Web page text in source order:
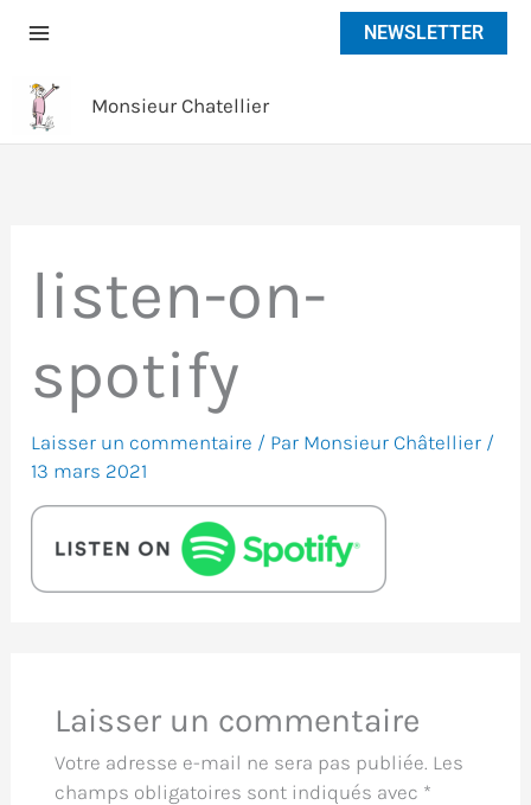
NEWSLETTER
Monsieur Chatellier
listen-on-
spotify
Laisser un commentaire / Par Monsieur Châtellier /
13 mars 2021
Laisser un commentaire
Votre adresse e-mail ne sera pas publiée. Les
champs obligatoires sont indiqués avec *